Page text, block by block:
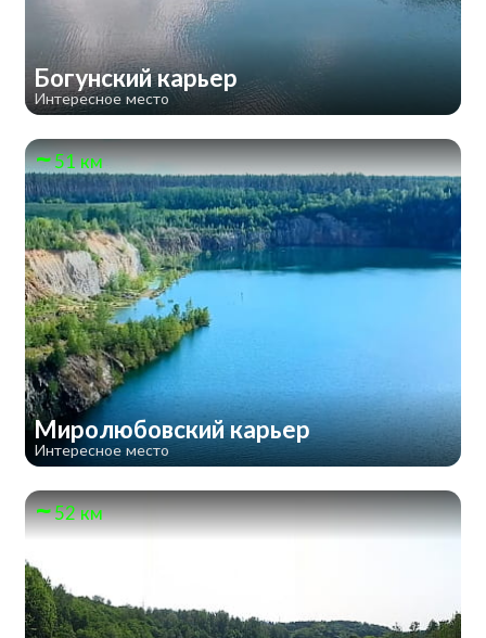
Богунский карьер
Интересное место
51 км
Миролюбовский карьер
Интересное место
52 км